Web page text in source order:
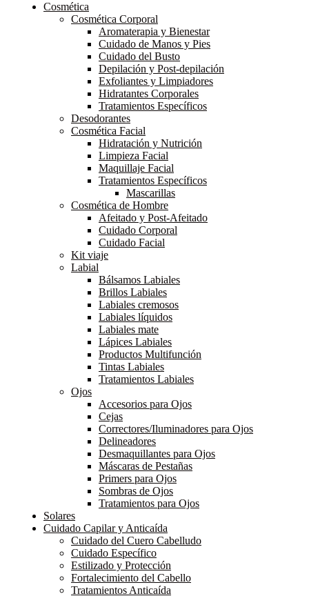
Cosmética
Cosmética Corporal
Aromaterapia y Bienestar
Cuidado de Manos y Pies
Cuidado del Busto
Depilación y Post-depilación
Exfoliantes y Limpiadores
Hidratantes Corporales
Tratamientos Específicos
Desodorantes
Cosmética Facial
Hidratación y Nutrición
Limpieza Facial
Maquillaje Facial
Tratamientos Específicos
Mascarillas
Cosmética de Hombre
Afeitado y Post-Afeitado
Cuidado Corporal
Cuidado Facial
Kit viaje
Labial
Bálsamos Labiales
Brillos Labiales
Labiales cremosos
Labiales líquidos
Labiales mate
Lápices Labiales
Productos Multifunción
Tintas Labiales
Tratamientos Labiales
Ojos
Accesorios para Ojos
Cejas
Correctores/Iluminadores para Ojos
Delineadores
Desmaquillantes para Ojos
Máscaras de Pestañas
Primers para Ojos
Sombras de Ojos
Tratamientos para Ojos
Solares
Cuidado Capilar y Anticaída
Cuidado del Cuero Cabelludo
Cuidado Específico
Estilizado y Protección
Fortalecimiento del Cabello
Tratamientos Anticaída